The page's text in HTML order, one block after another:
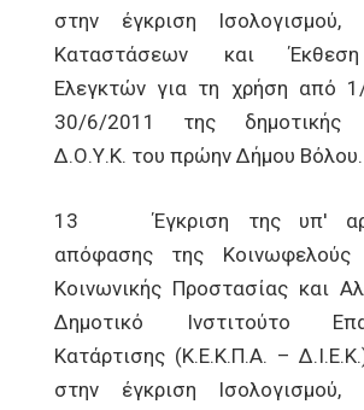
στην έγκριση Ισολογισμού,
Καταστάσεων και
Ελεγκτών για τη χρήση από
30/6/2011 της δημοτικής
Δ.Ο.Υ.Κ. του πρώην Δήμου Βόλου.
13 Έγκριση της υπ'
απόφασης της Κοινωφελούς
Κοινωνικής Προστασίας και
Δημοτικό Ινστιτούτο
Κατάρτισης (Κ.Ε.Κ.Π.Α. –
στην έγκριση Ισολογισμού,